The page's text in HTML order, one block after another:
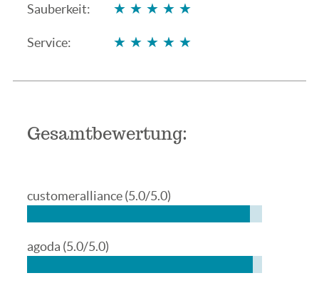
Sauberkeit: ★★★★★
★★★★★
Service: ★★★★★
★★★★★
Gesamtbewertung:
customeralliance(5.0/5.0)
agoda (5.0/5.0)